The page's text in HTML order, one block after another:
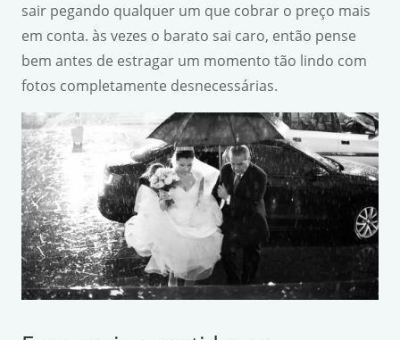
sair pegando qualquer um que cobrar o preço mais
em conta. às vezes o barato sai caro, então pense
bem antes de estragar um momento tão lindo com
fotos completamente desnecessárias.